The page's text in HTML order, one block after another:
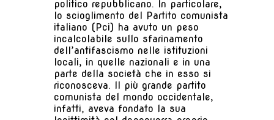
politico repubblicano. In particolare,
lo scioglimento del Partito comunista
italiano (Pci) ha avuto un peso
incalcolabile sullo sfarinamento
dell’antifascismo nelle istituzioni
locali, in quelle nazionali e in una
parte della società che in esso si
riconosceva. Il più grande partito
comunista del mondo occidentale,
infatti, aveva fondato la sua